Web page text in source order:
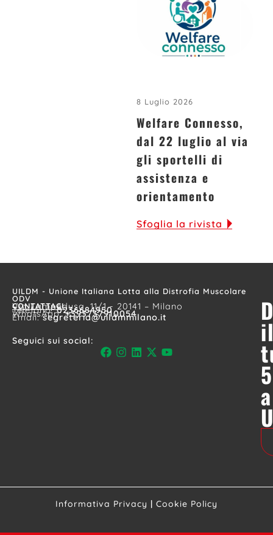
8 Luglio 2026
Welfare Connesso,
dal 22 luglio al via
gli sportelli di
assistenza e
orientamento
Sfoglia la rivista
UILDM - Unione Italiana Lotta alla Distrofia Muscolare
ODV
CONTATTACI
Via Lampedusa, 11/1 - 20141 – Milano
Telefono:0236684950
WhatsApp:+393737910054
Email:segreteria@uildmmilano.it
Seguici sui social:
a
Informativa Privacy | Cookie Policy